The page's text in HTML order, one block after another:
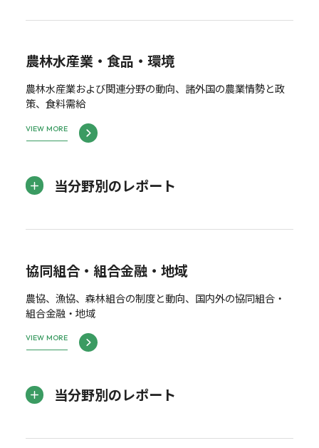
農林水産業・食品・環境
農林水産業および関連分野の動向、諸外国の農業情勢と政
策、食料需給
VIEW MORE
当分野別のレポート
協同組合・組合金融・地域
農協、漁協、森林組合の制度と動向、国内外の協同組合・
組合金融・地域
VIEW MORE
当分野別のレポート